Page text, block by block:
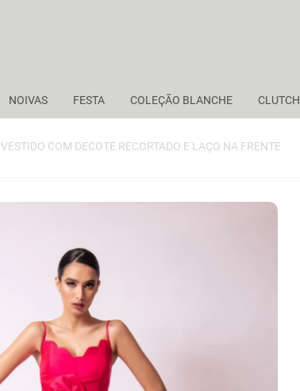
NOIVAS FESTA COLEÇÃO BLANCHE CLUTCH
VESTIDO COM DECOTE RECORTADO E LAÇO NA FRENTE